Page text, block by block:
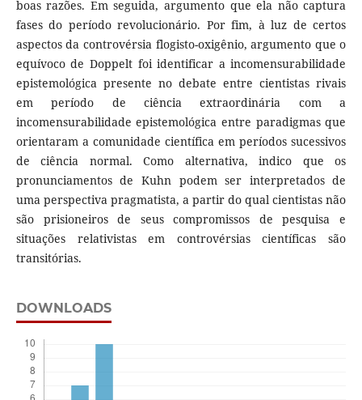
boas razões. Em seguida, argumento que ela não captura
fases do período revolucionário. Por fim, à luz de certos
aspectos da controvérsia flogisto-oxigênio, argumento que o
equívoco de Doppelt foi identificar a incomensurabilidade
epistemológica presente no debate entre cientistas rivais
em período de ciência extraordinária com a
incomensurabilidade epistemológica entre paradigmas que
orientaram a comunidade científica em períodos sucessivos
de ciência normal. Como alternativa, indico que os
pronunciamentos de Kuhn podem ser interpretados de
uma perspectiva pragmatista, a partir do qual cientistas não
são prisioneiros de seus compromissos de pesquisa e
situações relativistas em controvérsias científicas são
transitórias.
DOWNLOADS